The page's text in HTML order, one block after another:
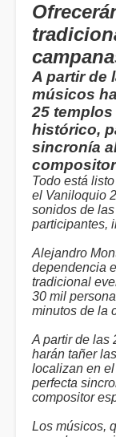
A partir de
músicos
25
histórico,
sincronía
Todo está
el Vaniloquio
sonidos de
participantes,
Alejandro
dependencia
tradicional
30 mil
minutos de la
A partir de las
harán tañer
localizan en
perfecta
compositor
Los músicos,